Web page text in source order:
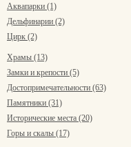
Аквапарки (1)
Дельфинарии (2)
Цирк (2)
Храмы (13)
Замки и крепости (5)
Достопримечательности (63)
Памятники (31)
Исторические места (20)
Горы и скалы (17)